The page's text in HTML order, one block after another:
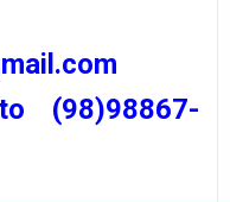
(98)98867-